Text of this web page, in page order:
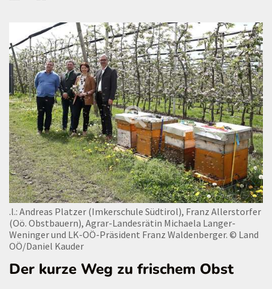
.l.: Andreas Platzer (Imkerschule Südtirol), Franz Allerstorfer
(Oö. Obstbauern), Agrar-Landesrätin Michaela Langer-
Weninger und LK-OÖ-Präsident Franz Waldenberger. © Land
OÖ/Daniel Kauder
Der kurze Weg zu frischem Obst